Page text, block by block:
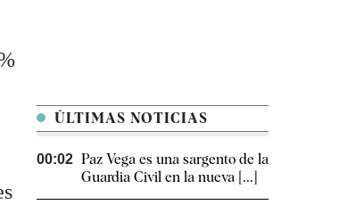
ÚLTIMAS NOTICIAS
00:02 Paz Vega es una sargento de la
Guardia Civil en la nueva [...]